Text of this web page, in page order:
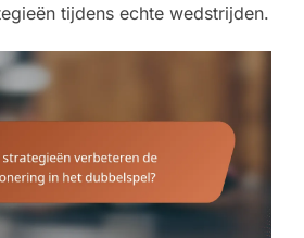
tijdens echte wedstrijden.